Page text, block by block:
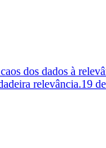
dos dados à
relevância.19